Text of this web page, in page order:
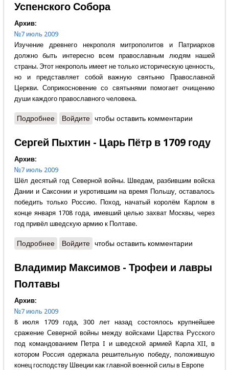
Успенского Собора
Архив:
№7 июль 2009
Изучение древнего некрополя митрополитов и Патриархов
должно быть интересно всем православным людям нашей
страны. Этот некрополь имеет не только историческую ценность,
но и представляет собой важную святыню Православной
Церкви. Соприкосновение со святынями помогает очищению
души каждого православного человека.
Подробнеео Евгений Сахаров - Некрополь Успенского Собора
Войдите чтобы оставить комментарии
Сергей Пыхтин - Царь Пётр в 1709 году
Архив:
№7 июль 2009
Шёл десятый год Северной войны. Шведам, разбившим войска
Дании и Саксонии и укротившим на время Польшу, оставалось
победить только Россию. Поход, начатый королём Карлом в
конце января 1708 года, имевший целью захват Москвы, через
год привёл шведскую армию к Полтаве.
Подробнеео Сергей Пыхтин - Царь Пётр в 1709 году
Войдите чтобы оставить комментарии
Владимир Максимов - Трофеи и лавры
Полтавы
Архив:
№7 июль 2009
8 июля 1709 года, 300 лет назад состоялось крупнейшее
сражение Северной войны между войсками Царства Русского
под командованием Петра I и шведской армией Карла XII, в
котором Россия одержала решительную победу, положившую
конец господству Швеции как главной военной силы в Европе